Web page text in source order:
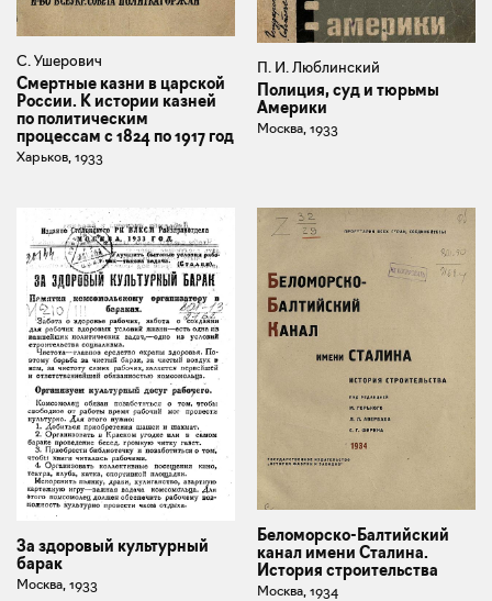
С. Ушерович
Смертные казни в царской
России. К истории казней
по политическим
процессам с 1824 по 1917 год
Харьков, 1933
П. И. Люблинский
Полиция, суд и тюрьмы
Америки
Москва, 1933
За здоровый культурный
барак
Москва, 1933
Беломорско-Балтийский
канал имени Сталина.
История строительства
Москва, 1934